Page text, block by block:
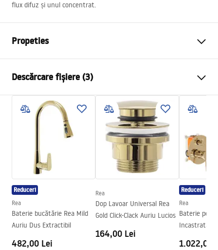
flux difuz și unul concentrat.
Propeties
Metodă de montaj
Culoare
De aur
Tip de gura de scurgere
Mobilă, Extensibilă
Alamă
200mm
Inalime
430mm
Tehnologia de acoperire
Diametru pentru conectare
Descărcare fișiere (3)
Instrucțiuni de asamblare
Faucet.pdf
Atestat igienic
atest_baterie_kuchenne.pdf
Condiții de garanție
Warranty_Terms_and_Conditions_Faucets_-_5.pdf
Reduceri
Rea
Baterie bucătărie Rea Mild
Auriu Dus Extractibil
482,00 Lei
Rea
Dop Lavoar Universal Rea
Gold Click-Clack Auriu Lucios
164,00 Lei
Reduceri
Rea
Baterie
Incastrata
1.022,00